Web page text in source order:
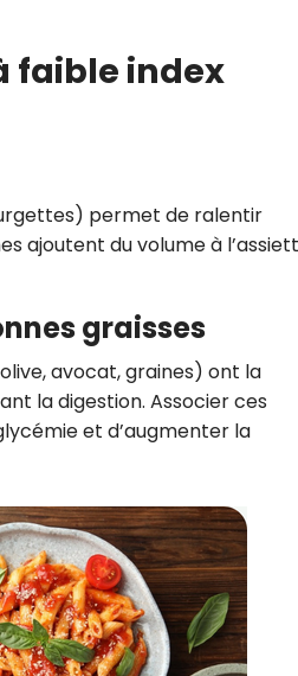
faible index
permet de ralentir
ajoutent du volume à
graisses
avocat, graines) ont la
la digestion. Associer ces
et d’augmenter la